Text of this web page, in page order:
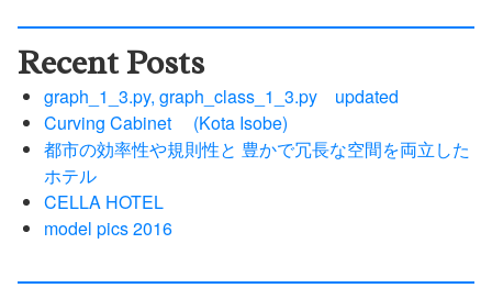
Recent Posts
graph_1_3.py, graph_class_1_3.py updated
Curving Cabinet (Kota Isobe)
都市の効率性や規則性と 豊かで冗長な空間を両立した
ホテル
CELLA HOTEL
model pics 2016